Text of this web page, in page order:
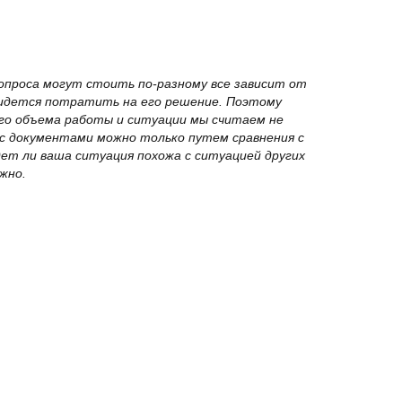
могут стоить по-разному все зависит от
потратить на его решение. Поэтому
объема работы и ситуации мы считаем не
документами можно только путем сравнения с
ли ваша ситуация похожа с ситуацией других